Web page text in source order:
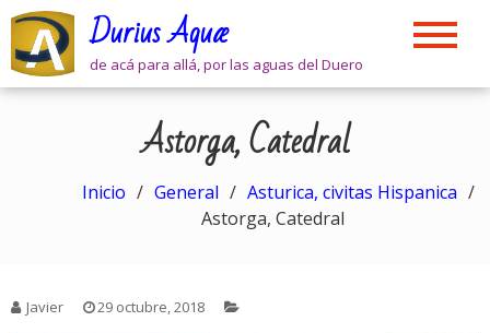
Skip
content
Durius Aquæ
de acá para allá, por las aguas del Duero
Astorga, Catedral
Inicio General
Asturica, civitas Hispanica
Astorga, Catedral
Javier 29 octubre, 2018